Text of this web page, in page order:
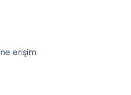
erişim